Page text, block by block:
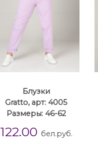
Блузки
Gratto, арт: 4005
Размеры: 46-62
122.00 бел.руб.